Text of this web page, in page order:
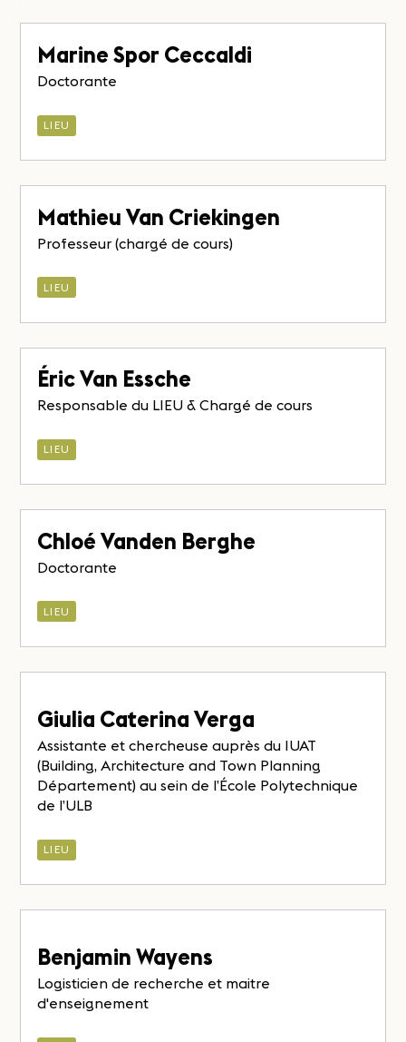
Marine Spor Ceccaldi
Doctorante
LIEU
Mathieu Van Criekingen
Professeur (chargé de cours)
LIEU
Éric Van Essche
Responsable du LIEU & Chargé de cours
LIEU
Chloé Vanden Berghe
Doctorante
LIEU
Giulia Caterina Verga
Assistante et chercheuse auprès du IUAT
(Building, Architecture and Town Planning
Département) au sein de l’École Polytechnique
de l’ULB
LIEU
Benjamin Wayens
Logisticien de recherche et maitre
d'enseignement